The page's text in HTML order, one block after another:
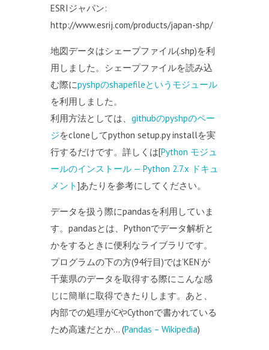
ESRIジャパン:
http://www.esrij.com/products/japan-shp/
地図データはシェープファイル(.shp)を利
用しました。シェープファイルを読み込
む際にpyshpのshapefileというモジュール
を利用しました。
利用方法としては、 githubのpyshpのペー
ジをcloneしてpython setup.py installを実
行するだけです。詳しくは[Python モジュ
ールのインストール — Python 2.7.x ドキュ
メント]あたりを参考にしてください。
データを扱う際にpandasを利用していま
す。pandasとは、Pythonでデータ解析と
かをするときに便利なライブラリです。
プログラムの下の方(94行目)では’KEN’が
千葉県のデータを取得する際にこんな感
じに簡単に取得できたりします。あと、
内部での処理がCやCythonで書かれている
ため高速だとか… (Pandas – Wikipedia)